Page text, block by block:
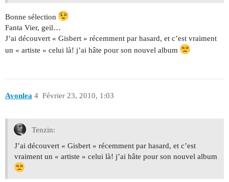
Bonne sélection
Fanta Vier, geil…
J’ai découvert « Gisbert » récemment par hasard, et c’est vraiment
un « artiste » celui là! j’ai hâte pour son nouvel album
Avonlea Février 23, 2010, 1:03
4
Tenzin:
J’ai découvert « Gisbert » récemment par hasard, et c’est
vraiment un « artiste » celui là! j’ai hâte pour son nouvel album